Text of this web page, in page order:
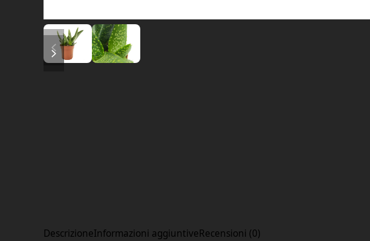
diapositiva precedente
diapositiva successiva
DescrizioneInformazioni aggiuntiveRecensioni (0)